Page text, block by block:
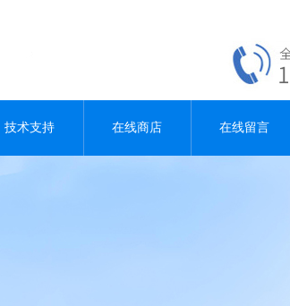
技术支持 在线商店 在线留言